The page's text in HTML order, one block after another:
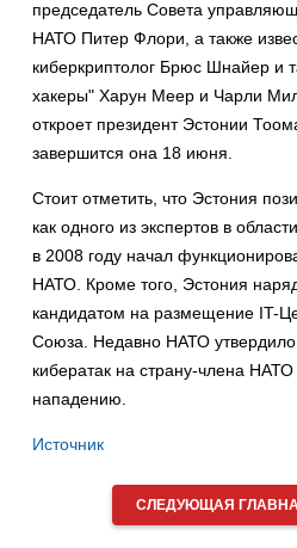
председатель Совета
НАТО Питер Флори, а также
киберкриптолог Брюс Шнайер и
хакеры" Харун Меер и Чарли
откроет президент Эстонии
завершится она 18 июня.
Стоит отметить, что Эстония
как одного из экспертов в
в 2008 году начал
НАТО. Кроме того, Эстония
кандидатом на размещение IT-
Союза. Недавно НАТО
кибератак на страну-члена
нападению.
Источник
СЛЕДУЮЩАЯ